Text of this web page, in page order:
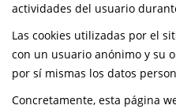
actividades del usuario
Las cookies utilizadas por el
con un usuario anónimo y su
por sí mismas los datos
Concretamente, esta página